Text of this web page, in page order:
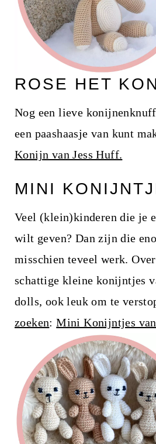
ROSE HET
Nog een lieve
een paashaasje van kunt
Konijn van Jess Huff.
MINI
Veel (klein)kinderen die je
wilt geven? Dan zijn die
misschien teveel werk.
schattige kleine konijntjes
dolls, ook leuk om te
zoeken:Mini Konijntjes